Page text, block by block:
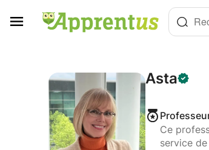
Asta
Ce
service